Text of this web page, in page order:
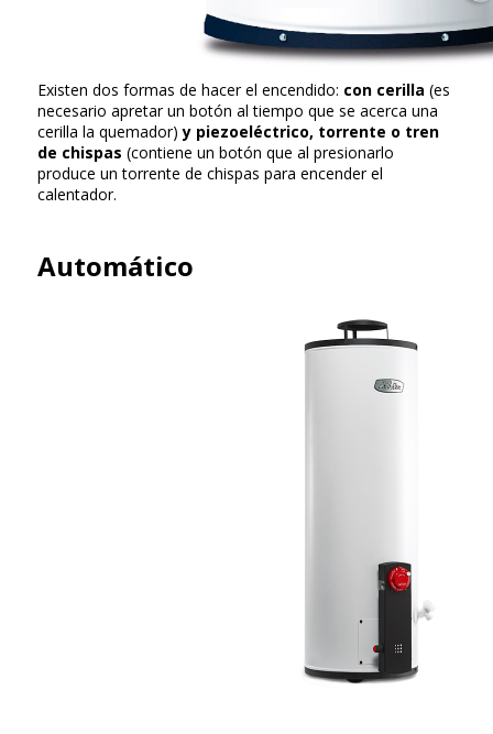
Existen dos formas de hacer el encendido: con cerilla (es
necesario apretar un botón al tiempo que se acerca una
cerilla la quemador)y piezoeléctrico, torrente o tren
de chispas (contiene un botón que al presionarlo
produce un torrente de chispas para encender el
calentador.
Automático